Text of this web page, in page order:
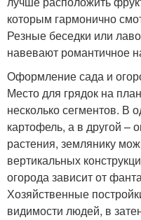
которым гармонично
Резные беседки или
навевают романтичное
Оформление сада и
Место для грядок на
несколько сегментов. В
картофель, а в другой –
растения, землянику
вертикальных
огорода зависит от
Хозяйственные
видимости людей, в